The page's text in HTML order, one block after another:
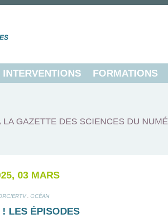
INTERVENTIONS FORMATIONS
GAZETTE DES SCIENCES DU
03 MARS
. OCÉAN
LES ÉPISODES